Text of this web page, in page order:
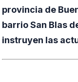
provincia de
barrio San Blas
instruyen las